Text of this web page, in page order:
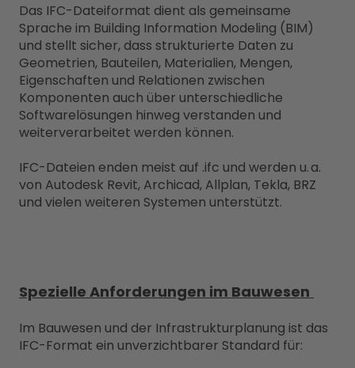
Das IFC-Dateiformat dient als gemeinsame
Sprache im Building Information Modeling (BIM)
und stellt sicher, dass strukturierte Daten zu
Geometrien, Bauteilen, Materialien, Mengen,
Eigenschaften und Relationen zwischen
Komponenten auch über unterschiedliche
Softwarelösungen hinweg verstanden und
weiterverarbeitet werden können.
IFC-Dateien enden meist auf .ifc und werden u. a.
von Autodesk Revit, Archicad, Allplan, Tekla, BRZ
und vielen weiteren Systemen unterstützt.
Spezielle Anforderungen im Bauwesen
Im Bauwesen und der Infrastrukturplanung ist das
IFC-Format ein unverzichtbarer Standard für: